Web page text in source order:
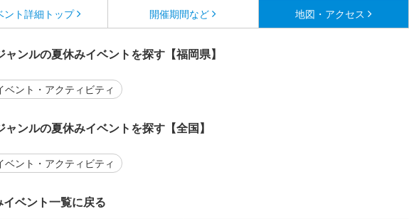
ント詳細 トップ 開催期間など 地図・アクセス
ャンルの夏休みイベントを探す【福岡県】
ベント・アクティビティ
ャンルの夏休みイベントを探す【全国】
ベント・アクティビティ
イベント一覧に戻る